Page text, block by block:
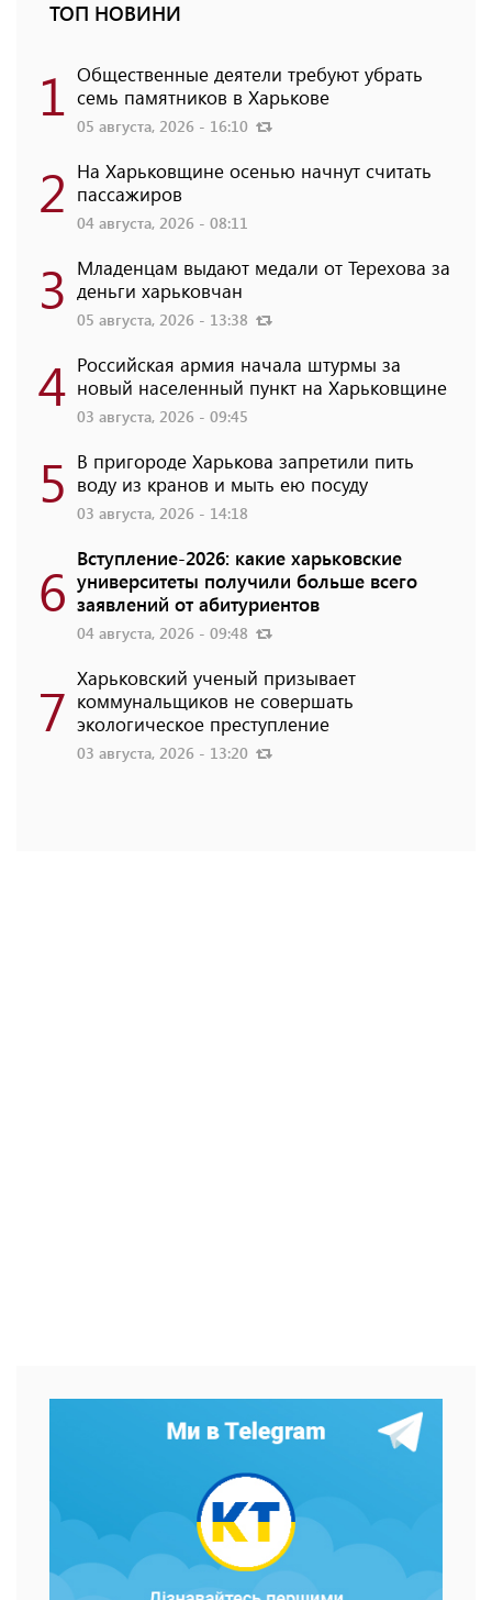
ТОП НОВИНИ
1 Общественные деятели требуют убрать
семь памятников в Харькове
05 августа, 2026 - 16:10
2 На Харьковщине осенью начнут считать
пассажиров
04 августа, 2026 - 08:11
3 Младенцам выдают медали от Терехова за
деньги харьковчан
05 августа, 2026 - 13:38
4 Российская армия начала штурмы за
новый населенный пункт на Харьковщине
03 августа, 2026 - 09:45
5 В пригороде Харькова запретили пить
воду из кранов и мыть ею посуду
03 августа, 2026 - 14:18
6 Вступление-2026: какие харьковские
университеты получили больше всего
заявлений от абитуриентов
04 августа, 2026 - 09:48
7 Харьковский ученый призывает
коммунальщиков не совершать
экологическое преступление
03 августа, 2026 - 13:20